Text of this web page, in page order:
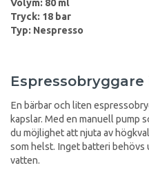
Volym: 80 ml
Tryck: 18 bar
Typ: Nespresso
En bärbar och liten
kapslar. Med en manuell pump
du möjlighet att njuta av
som helst. Inget batteri behövs
vatten.